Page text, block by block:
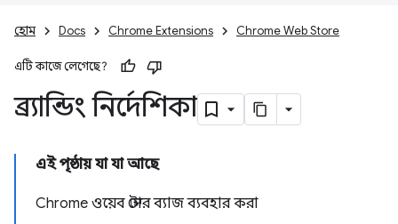
হোম Docs Chrome Extensions Chrome Web Store
এটি কাজে লেগেছে?
ব্র্যান্ডিং নির্দেশিকা
এই পৃষ্ঠায় যা যা আছে
Chrome ওয়েব স্টোর ব্যাজ ব্যবহার করা